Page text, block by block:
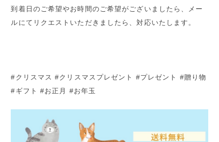
到着日のご希望やお時間のご希望がございましたら、メー
ルにてリクエストいただきましたら、対応いたします。
#クリスマス #クリスマスプレゼント #プレゼント #贈り物
#ギフト #お正月 #お年玉